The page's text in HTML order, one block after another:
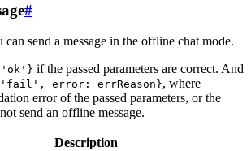
#
send a message in the offline chat mode.
if the passed parameters are correct. And
error: errReason}, where
error of the passed parameters, or the
send an offline message.
Description